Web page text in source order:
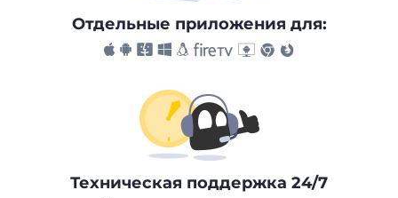
Отдельные приложения для:
Техническая поддержка 24/7